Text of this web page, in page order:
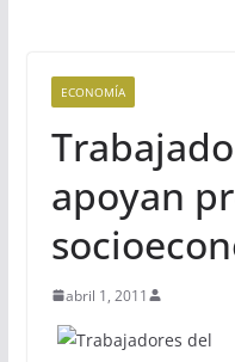
ECONOMÍA
apoyan
abril 1, 2011